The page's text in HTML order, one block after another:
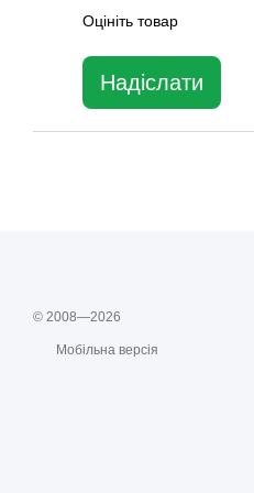
Оцініть товар
Надіслати
© 2008—2026
Мобільна версія